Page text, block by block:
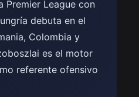
Premier League con
debuta en el
Colombia y
es el motor
referente ofensivo